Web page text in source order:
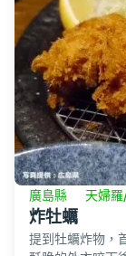
廣島縣 天婦
炸牡蠣
提到牡蠣炸物，